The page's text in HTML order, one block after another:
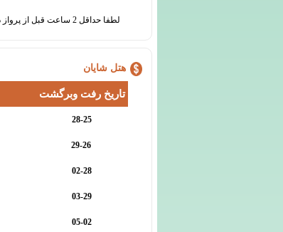
لطفا حداقل 2 ساعت قبل از پرواز در محل قرار حضور یابید
هتل شایان
تاریخ رفت وبرگشت
28-25
29-26
02-28
03-29
05-02